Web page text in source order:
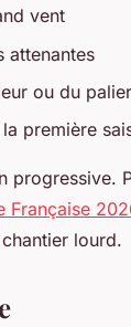
vent
attenantes
ou du palier
première
progressive.
Française
lourd.